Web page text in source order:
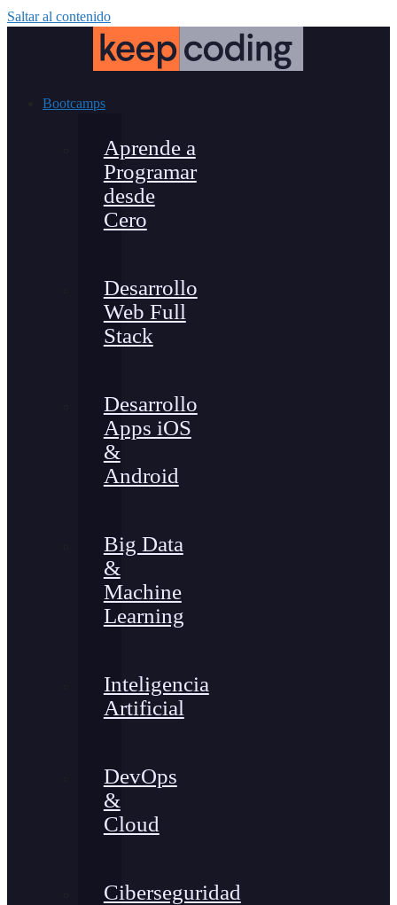
Saltar al contenido
Bootcamps
Aprende a
Programar
desde
Cero
Desarrollo
Web Full
Stack
Desarrollo
Apps iOS
&
Android
Big Data
&
Machine
Learning
Inteligencia
Artificial
DevOps
&
Cloud
Ciberseguridad